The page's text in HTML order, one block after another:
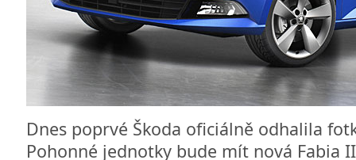
Dnes poprvé Škoda oficiálně odhalila
Pohonné jednotky bude mít nová Fabia